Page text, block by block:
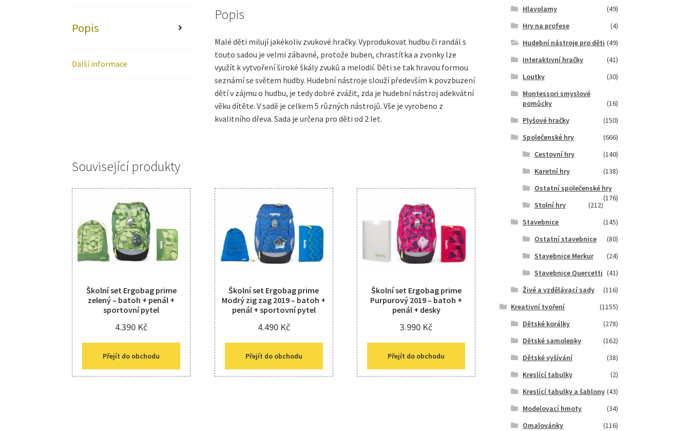
Popis
Další informace
Popis
Malé děti milují jakékoliv zvukové hračky. Vyprodukovat hudbu či randál s
touto sadou je velmi zábavné, protože buben, chrastítka a zvonky lze
využít k vytvoření široké škály zvuků a melodií. Děti se tak hravou formou
seznámí se světem hudby. Hudební nástroje slouží především k povzbuzení
dětí v zájmu o hudbu, je tedy dobré zvážit, zda je hudební nástroj adekvátní
věku dítěte. V sadě je celkem 5 různých nástrojů. Vše je vyrobeno z
kvalitního dřeva. Sada je určena pro děti od 2 let.
Související produkty
Školní set Ergobag prime
zelený – batoh + penál +
sportovní pytel
4.390 Kč
Přejít do obchodu
Školní set Ergobag prime
Modrý zig zag 2019 – batoh +
penál + sportovní pytel
4.490 Kč
Přejít do obchodu
Školní set Ergobag prime
Purpurový 2019 – batoh +
penál + desky
3.990 Kč
Přejít do obchodu
Hlavolamy
(49)
Hry na profese
(4)
Hudební nástroje pro děti (49)
Interaktivní hračky
(41)
Loutky
(30)
Montessori smyslové
pomůcky
(16)
Plyšové hračky
(150)
Společenské hry
(666)
Cestovní hry
(140)
Karetní hry
(138)
Ostatní společenské hry
(176)
Stolní hry
(212)
Stavebnice
(145)
Ostatní stavebnice
(80)
Stavebnice Merkur
(24)
Stavebnice Quercetti (41)
Živé a vzdělávací sady
(116)
Kreativní tvoření
(1155)
Dětské korálky
(278)
Dětské samolepky
(162)
Dětské vyšívání
(38)
Kreslící tabulky
(2)
Kreslící tabulky a šablony (43)
Modelovací hmoty
(34)
Omalovánky
(116)